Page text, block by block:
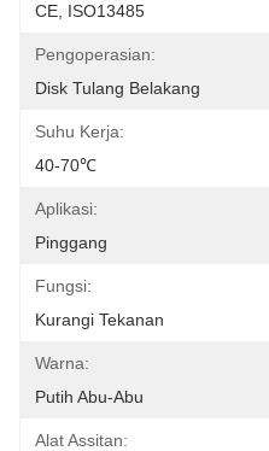
CE, ISO13485
Pengoperasian:
Disk Tulang Belakang
Suhu Kerja:
40-70℃
Aplikasi:
Pinggang
Fungsi:
Kurangi Tekanan
Warna:
Putih Abu-Abu
Alat Assitan: